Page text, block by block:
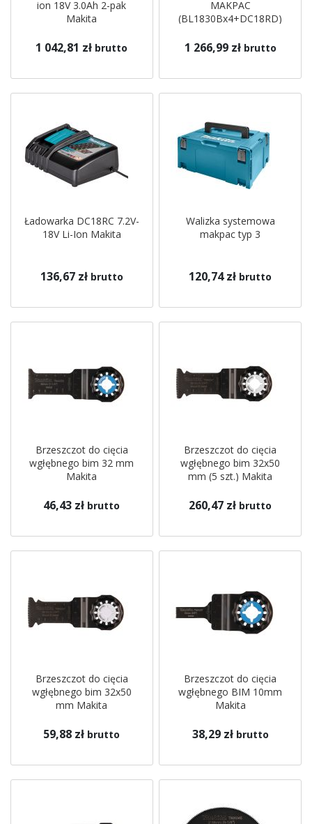
ion 18V 3.0Ah 2-pak
Makita
1 042,81 zł brutto
MAKPAC
(BL1830Bx4+DC18RD)
1 266,99 zł brutto
Ładowarka DC18RC 7.2V-
18V Li-Ion Makita
136,67 zł brutto
Walizka systemowa
makpac typ 3
120,74 zł brutto
Brzeszczot do cięcia
wgłębnego bim 32 mm
Makita
46,43 zł brutto
Brzeszczot do cięcia
wgłębnego bim 32x50
mm (5 szt.) Makita
260,47 zł brutto
Brzeszczot do cięcia
wgłębnego bim 32x50
mm Makita
59,88 zł brutto
Brzeszczot do cięcia
wgłębnego BIM 10mm
Makita
38,29 zł brutto